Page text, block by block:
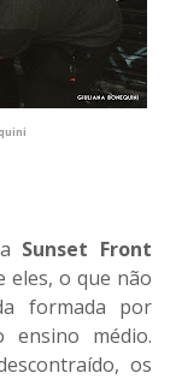
Sunset Front
eles, o que não
formada por
ensino médio.
os